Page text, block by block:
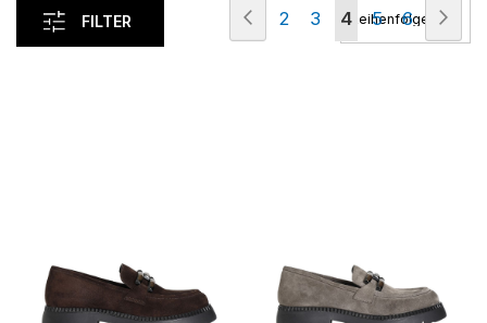
FILTER Seite
Zurück
Seite
2 Seite
3 Sie
4 Seite
5 Seite
6